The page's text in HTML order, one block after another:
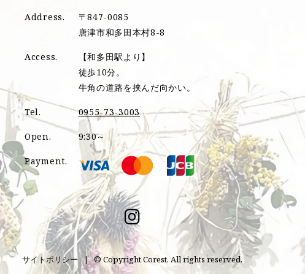
Address.
〒847-0085
唐津市和多田本村8-8
Access.
【和多田駅より】
徒歩10分。
牛角の道路を挟んだ向かい。
Tel. 0955-73-3003
Open. 9:30～
Payment.
サイトポリシー © Copyright Corest. All rights reserved.